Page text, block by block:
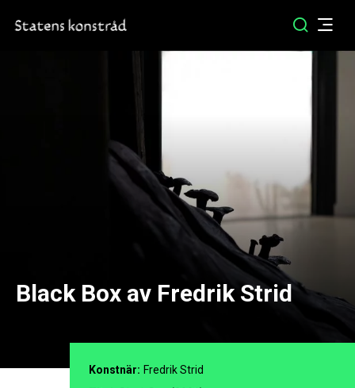
Black Box av Fredrik Strid
Konstnär: Fredrik Strid